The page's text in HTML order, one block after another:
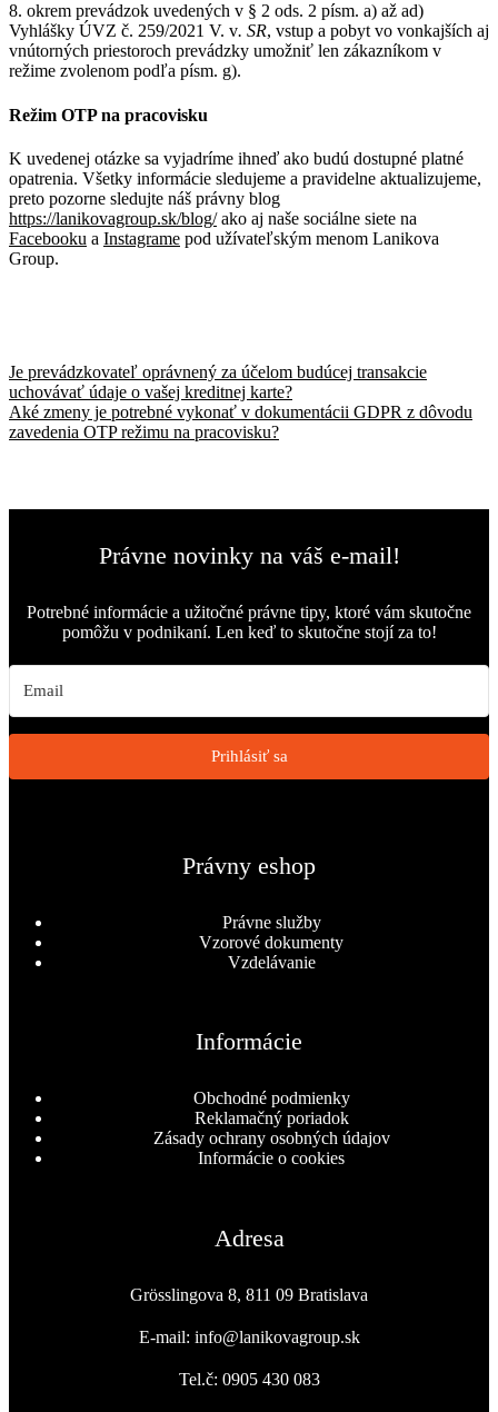
8. okrem prevádzok uvedených v § 2 ods. 2 písm. a) až ad)
Vyhlášky ÚVZ č. 259/2021 V. v. SR, vstup a pobyt vo vonkajších aj
vnútorných priestoroch prevádzky umožniť len zákazníkom v
režime zvolenom podľa písm. g).
Režim OTP na pracovisku
K uvedenej otázke sa vyjadríme ihneď ako budú dostupné platné
opatrenia. Všetky informácie sledujeme a pravidelne aktualizujeme,
preto pozorne sledujte náš právny blog
https://lanikovagroup.sk/blog/ako aj naše sociálne siete na
Facebooku a Instagrame pod užívateľským menom Lanikova
Group.
Navigácia
v
článku
Predchádzajúci
článok:
Je prevádzkovateľ oprávnený za účelom budúcej transakcie
uchovávať údaje o vašej kreditnej karte?
Nasledujúci
článok:
Aké zmeny je potrebné vykonať v dokumentácii GDPR z dôvodu
zavedenia OTP režimu na pracovisku?
Právne novinky na váš e-mail!
Potrebné informácie a užitočné právne tipy, ktoré vám skutočne
pomôžu v podnikaní. Len keď to skutočne stojí za to!
Prihlásiť sa
Právny eshop
Právne služby
Vzorové dokumenty
Vzdelávanie
Informácie
Obchodné podmienky
Reklamačný poriadok
Zásady ochrany osobných údajov
Informácie o cookies
Adresa
Grösslingova 8, 811 09 Bratislava
E-mail: info@lanikovagroup.sk
Tel.č: 0905 430 083